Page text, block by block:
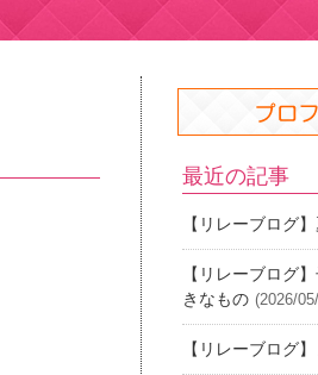
最近の記事
【リレーブログ
【リレーブログ
きなもの (2026/
【リレーブログ